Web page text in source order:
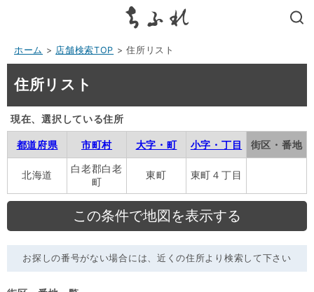
ホーム > 店舗検索TOP > 住所リスト
住所リスト
現在、選択している住所
都道府県 市町村 大字・町 小字・丁目 街区・番地
北海道
白老郡白老
町
東町 東町４丁目
お探しの番号がない場合には、近くの住所より検索して下さい